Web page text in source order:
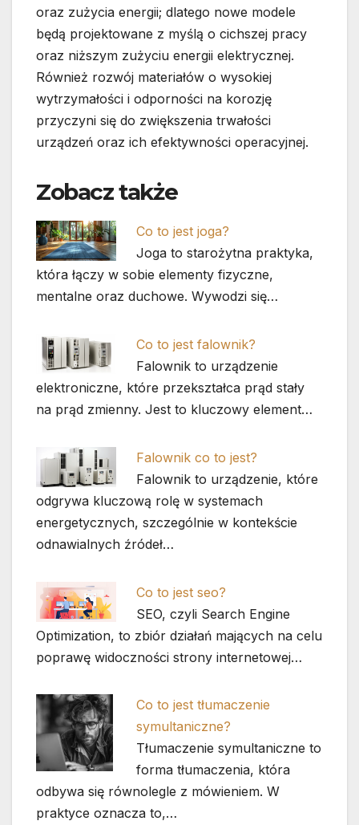
oraz zużycia energii; dlatego nowe modele
będą projektowane z myślą o cichszej pracy
oraz niższym zużyciu energii elektrycznej.
Również rozwój materiałów o wysokiej
wytrzymałości i odporności na korozję
przyczyni się do zwiększenia trwałości
urządzeń oraz ich efektywności operacyjnej.
Zobacz także
Co to jest joga?
Joga to starożytna praktyka,
która łączy w sobie elementy fizyczne,
mentalne oraz duchowe. Wywodzi się…
Co to jest falownik?
Falownik to urządzenie
elektroniczne, które przekształca prąd stały
na prąd zmienny. Jest to kluczowy element…
Falownik co to jest?
Falownik to urządzenie, które
odgrywa kluczową rolę w systemach
energetycznych, szczególnie w kontekście
odnawialnych źródeł…
Co to jest seo?
SEO, czyli Search Engine
Optimization, to zbiór działań mających na celu
poprawę widoczności strony internetowej…
Co to jest tłumaczenie
symultaniczne?
Tłumaczenie symultaniczne to
forma tłumaczenia, która
odbywa się równolegle z mówieniem. W
praktyce oznacza to,…